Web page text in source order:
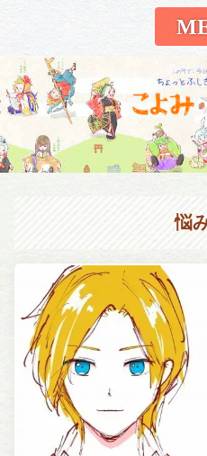
こよみしごと
悩